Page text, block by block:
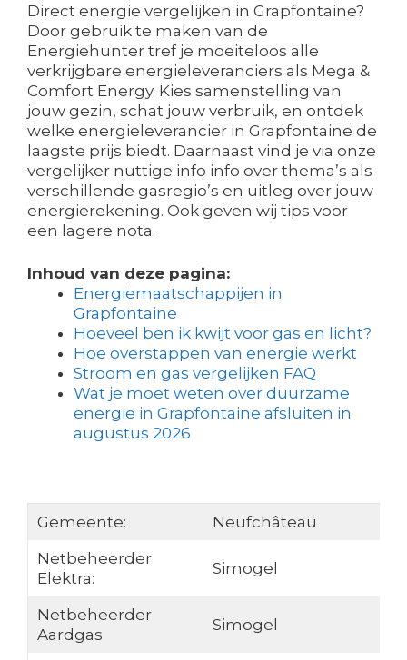
Direct energie vergelijken in Grapfontaine?
Door gebruik te maken van de
Energiehunter tref je moeiteloos alle
verkrijgbare energieleveranciers als Mega &
Comfort Energy. Kies samenstelling van
jouw gezin, schat jouw verbruik, en ontdek
welke energieleverancier in Grapfontaine de
laagste prijs biedt. Daarnaast vind je via onze
vergelijker nuttige info info over thema’s als
verschillende gasregio’s en uitleg over jouw
energierekening. Ook geven wij tips voor
een lagere nota.
Inhoud van deze pagina:
Energiemaatschappijen in
Grapfontaine
Hoeveel ben ik kwijt voor gas en licht?
Hoe overstappen van energie werkt
Stroom en gas vergelijken FAQ
Wat je moet weten over duurzame
energie in Grapfontaine afsluiten in
augustus 2026
Gemeente:
Neufchâteau
Netbeheerder
Elektra:
Simogel
Netbeheerder
Aardgas
Simogel